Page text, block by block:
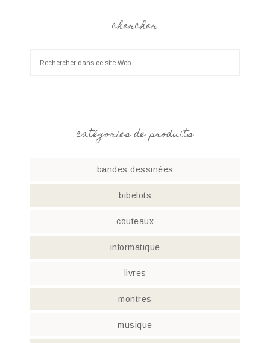
chercher
catégories de produits
bandes dessinées
bibelots
couteaux
informatique
livres
montres
musique